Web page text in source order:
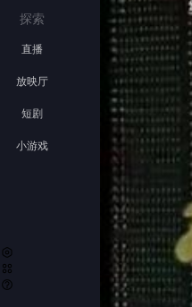
探索
直播
放映厅
短剧
小游戏